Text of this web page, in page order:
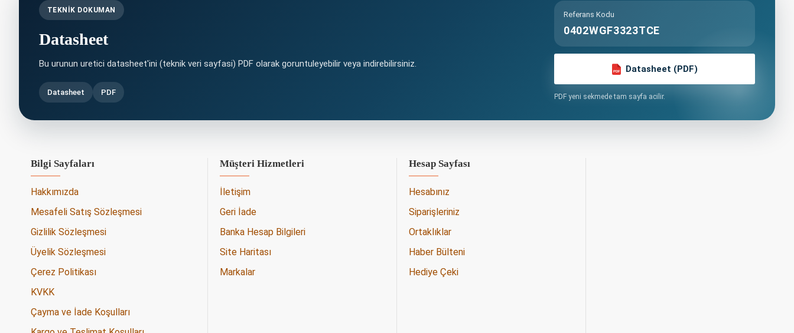
TEKNIK DOKUMAN
Datasheet
Bu urunun uretici datasheet'ini (teknik veri sayfasi) PDF olarak goruntuleyebilir veya indirebilirsiniz.
Datasheet PDF
Referans Kodu
0402WGF3323TCE
PDF Datasheet (PDF)
PDF yeni sekmede tam sayfa acilir.
Bilgi Sayfaları
Hakkımızda
Mesafeli Satış Sözleşmesi
Gizlilik Sözleşmesi
Üyelik Sözleşmesi
Çerez Politikası
KVKK
Çayma ve İade Koşulları
Müşteri Hizmetleri
İletişim
Geri İade
Banka Hesap Bilgileri
Site Haritası
Markalar
Hesap Sayfası
Hesabınız
Siparişleriniz
Ortaklıklar
Haber Bülteni
Hediye Çeki